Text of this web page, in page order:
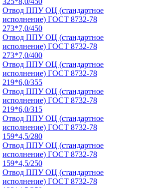
Отвод ППУ ОЦ (стандартное
исполнение) ГОСТ 8732-78
273*7,0/450
Отвод ППУ ОЦ (стандартное
исполнение) ГОСТ 8732-78
273*7,0/400
Отвод ППУ ОЦ (стандартное
исполнение) ГОСТ 8732-78
219*6,0/355
Отвод ППУ ОЦ (стандартное
исполнение) ГОСТ 8732-78
219*6,0/315
Отвод ППУ ОЦ (стандартное
исполнение) ГОСТ 8732-78
159*4,5/280
Отвод ППУ ОЦ (стандартное
исполнение) ГОСТ 8732-78
159*4,5/250
Отвод ППУ ОЦ (стандартное
исполнение) ГОСТ 8732-78